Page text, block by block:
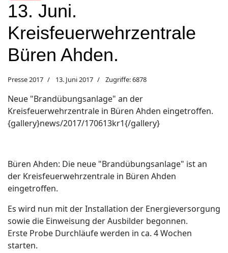
13. Juni.
Kreisfeuerwehrzentrale
Büren Ahden.
Presse 2017 13. Juni 2017 Zugriffe: 6878
Neue "Brandübungsanlage" an der
Kreisfeuerwehrzentrale in Büren Ahden eingetroffen.
{gallery}news/2017/170613kr1{/gallery}
Büren Ahden: Die neue "Brandübungsanlage" ist an
der Kreisfeuerwehrzentrale in Büren Ahden
eingetroffen.
Es wird nun mit der Installation der Energieversorgung
sowie die Einweisung der Ausbilder begonnen.
Erste Probe Durchläufe werden in ca. 4 Wochen
starten.